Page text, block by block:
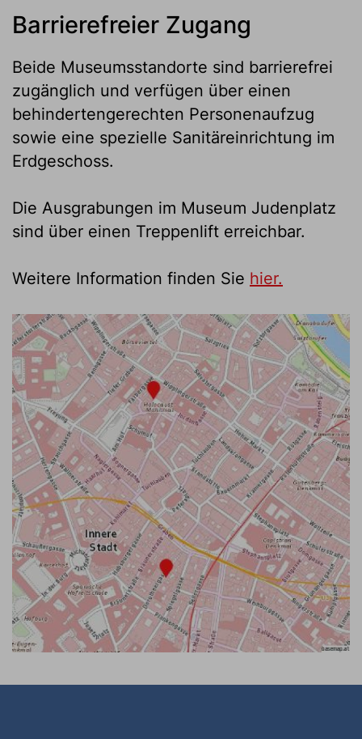
Barrierefreier Zugang
Beide Museumsstandorte sind barrierefrei
zugänglich und verfügen über einen
behindertengerechten Personenaufzug
sowie eine spezielle Sanitäreinrichtung im
Erdgeschoss.
Die Ausgrabungen im Museum Judenplatz
sind über einen Treppenlift erreichbar.
Weitere Information finden Sie hier.